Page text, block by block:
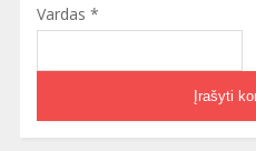
Vardas *